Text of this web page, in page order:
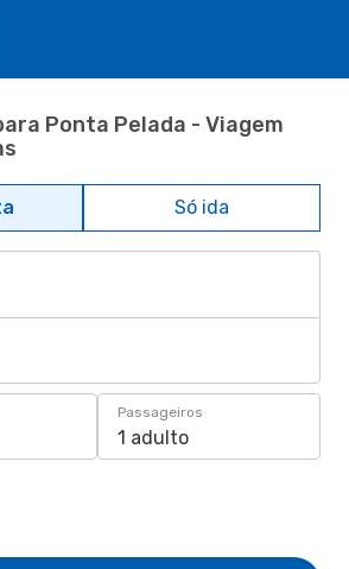
Ponta Pelada - Viagem
Só ida
Passageiros
1 adulto